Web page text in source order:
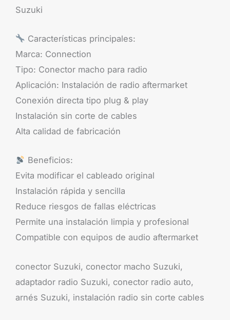
Suzuki
Características principales:
Marca: Connection
Tipo: Conector macho para radio
Aplicación: Instalación de radio aftermarket
Conexión directa tipo plug & play
Instalación sin corte de cables
Alta calidad de fabricación
Beneficios:
Evita modificar el cableado original
Instalación rápida y sencilla
Reduce riesgos de fallas eléctricas
Permite una instalación limpia y profesional
Compatible con equipos de audio aftermarket
conector Suzuki, conector macho Suzuki,
adaptador radio Suzuki, conector radio auto,
arnés Suzuki, instalación radio sin corte cables